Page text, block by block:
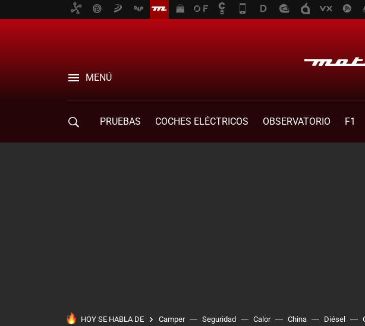
MENÚ
PRUEBAS COCHES ELÉCTRICOS OBSERVATORIO F1
HOY SE HABLA DE Camper Seguridad Calor China Diésel